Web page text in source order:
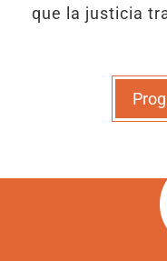
que la justicia